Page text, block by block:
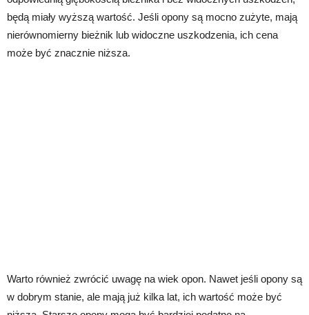
będą miały wyższą wartość. Jeśli opony są mocno zużyte, mają
nierównomierny bieżnik lub widoczne uszkodzenia, ich cena
może być znacznie niższa.
Warto również zwrócić uwagę na wiek opon. Nawet jeśli opony są
w dobrym stanie, ale mają już kilka lat, ich wartość może być